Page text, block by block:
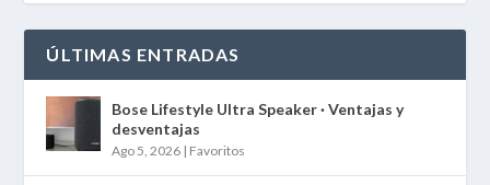
ÚLTIMAS ENTRADAS
Bose Lifestyle Ultra Speaker · Ventajas y
desventajas
Ago 5, 2026 | Favoritos